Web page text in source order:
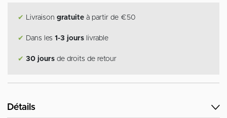
✔ Livraison gratuite à partir de €50
✔ Dans les 1-3 jours livrable
✔ 30 jours de droits de retour
Détails